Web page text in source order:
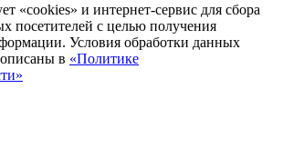
«cookies» и интернет-сервис для сбора
посетителей с целью получения
Условия обработки данных
в «Политике